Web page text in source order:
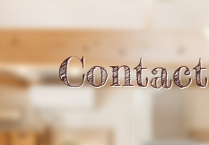
Contact